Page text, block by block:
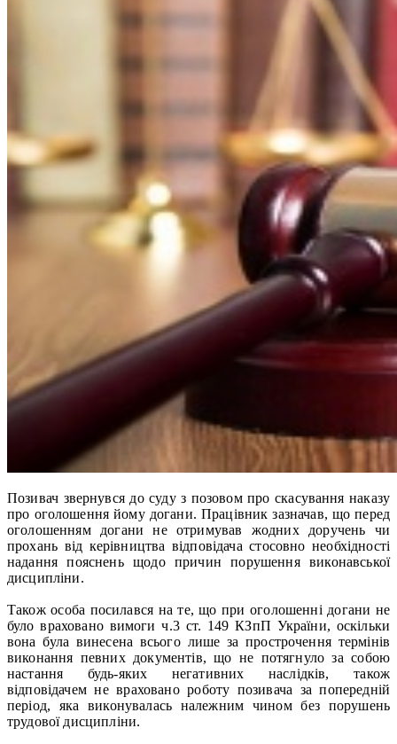
Позивач звернувся до суду з позовом про скасування наказу
про оголошення йому догани. Працівник зазначав, що перед
оголошенням догани не отримував жодних доручень чи
прохань від керівництва відповідача стосовно необхідності
надання пояснень щодо причин порушення виконавської
дисципліни.
Також особа посилався на те, що при оголошенні догани не
було враховано вимоги ч.3 ст. 149 КЗпП України, оскільки
вона була винесена всього лише за прострочення термінів
виконання певних документів, що не потягнуло за собою
настання будь-яких негативних наслідків, також
відповідачем не враховано роботу позивача за попередній
період, яка виконувалась належним чином без порушень
трудової дисципліни.